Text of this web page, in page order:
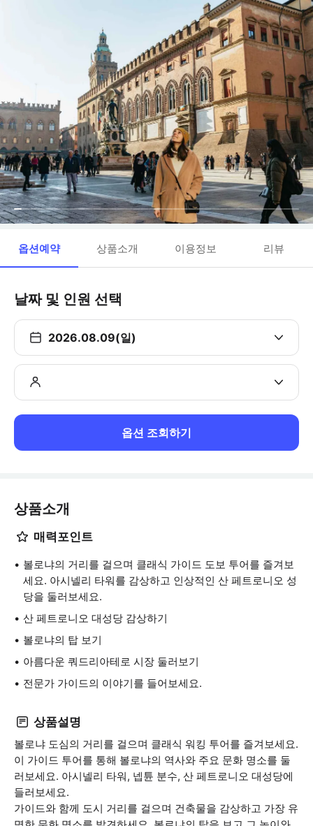
옵션예약 상품소개 이용정보 리뷰
날짜 및 인원 선택
2026.08.09(일)
옵션 조회하기
상품소개
매력포인트
볼로냐의 거리를 걸으며 클래식 가이드 도보 투어를 즐겨보
세요. 아시넬리 타워를 감상하고 인상적인 산 페트로니오 성
당을 둘러보세요.
산 페트로니오 대성당 감상하기
볼로냐의 탑 보기
아름다운 쿼드리아테로 시장 둘러보기
전문가 가이드의 이야기를 들어보세요.
상품설명
볼로냐 도심의 거리를 걸으며 클래식 워킹 투어를 즐겨보세요.
이 가이드 투어를 통해 볼로냐의 역사와 주요 문화 명소를 둘
러보세요. 아시넬리 타워, 넵튠 분수, 산 페트로니오 대성당에
들러보세요.
가이드와 함께 도시 거리를 걸으며 건축물을 감상하고 가장 유